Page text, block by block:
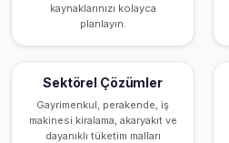
kaynaklarınızı kolayca
planlayın.
Sektörel Çözümler
Gayrimenkul, perakende, iş
makinesi kiralama, akaryakıt ve
dayanıklı tüketim malları